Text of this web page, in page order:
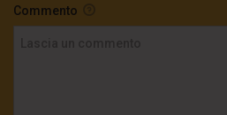
Commento